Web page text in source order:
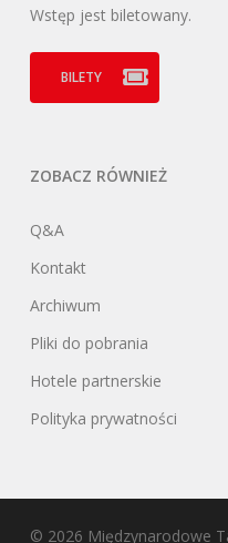
Wstęp jest biletowany.
BILETY
ZOBACZ RÓWNIEŻ
Q&A
Kontakt
Archiwum
Pliki do pobrania
Hotele partnerskie
Polityka prywatności
© 2026 Międzynarodowe